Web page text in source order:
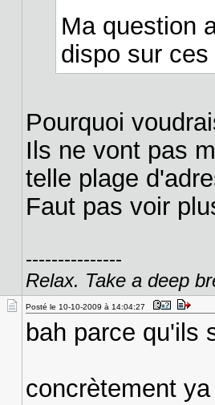
Ma question
dispo sur
Pourquoi
Ils ne vont pas
telle plage
Faut pas voir
---------------
Relax. Take a deep
Posté le 10-10-2009 à 14:04:27
bah parce qu'ils
concrètement